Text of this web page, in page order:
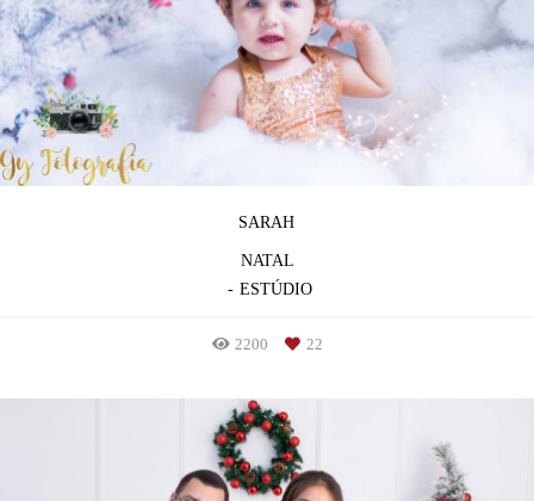
SARAH
NATAL
ESTÚDIO
2200 22